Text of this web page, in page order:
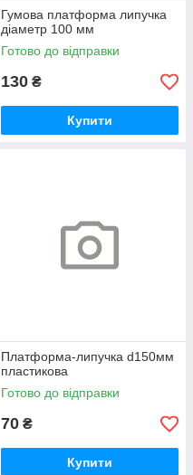
Гумова платформа липучка
діаметр 100 мм
Готово до відправки
130 ₴
Купити
Платформа-липучка d150мм
пластикова
Готово до відправки
70 ₴
Купити